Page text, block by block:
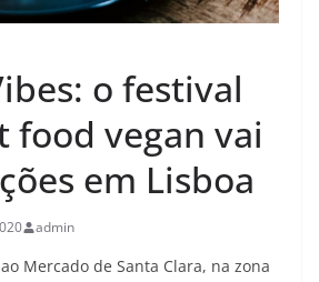
o festival
food vegan vai
em Lisboa
admin
Mercado de Santa Clara, na zona